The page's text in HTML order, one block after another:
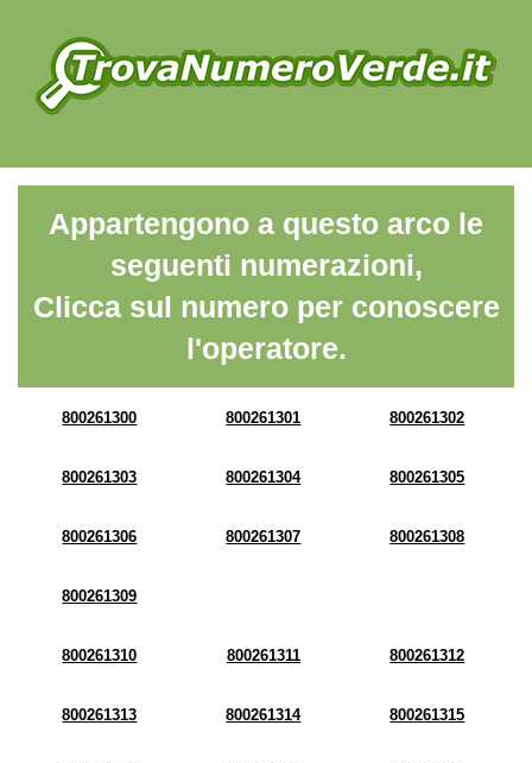
Appartengono a questo arco le
seguenti numerazioni,
Clicca sul numero per conoscere
l'operatore.
800261300 800261301 800261302
800261303 800261304 800261305
800261306 800261307 800261308
800261309
800261310 800261311 800261312
800261313 800261314 800261315